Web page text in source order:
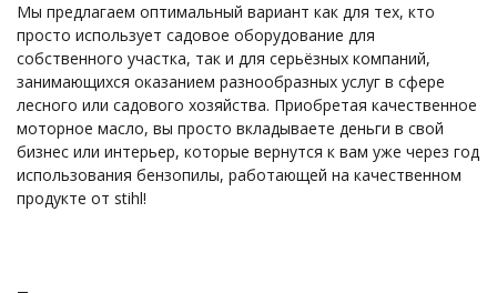
Мы предлагаем оптимальный вариант как для тех, кто
просто использует садовое оборудование для
собственного участка, так и для серьёзных компаний,
занимающихся оказанием разнообразных услуг в сфере
лесного или садового хозяйства. Приобретая качественное
моторное масло, вы просто вкладываете деньги в свой
бизнес или интерьер, которые вернутся к вам уже через год
использования бензопилы, работающей на качественном
продукте от stihl!